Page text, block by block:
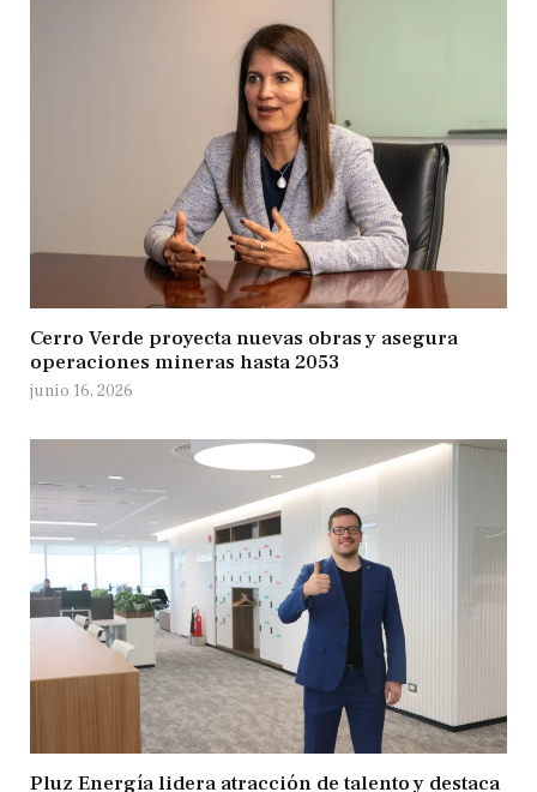
Cerro Verde proyecta nuevas obras y asegura
operaciones mineras hasta 2053
junio 16, 2026
Pluz Energía lidera atracción de talento y destaca